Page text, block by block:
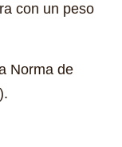
con un peso
Norma de